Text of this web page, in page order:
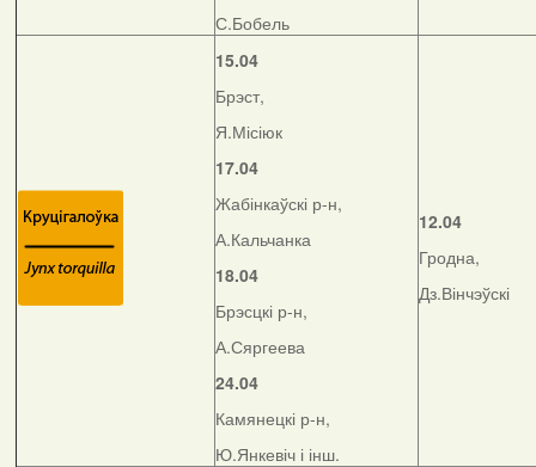
С.Бобель
15.04
Брэст,
Я.Місіюк
17.04
Жабінкаўскі р-н,
А.Кальчанка
18.04
Брэсцкі р-н,
А.Сяргеева
24.04
Камянецкі р-н,
Ю.Янкевіч і інш.
12.04
Гродна,
Дз.Вінчэўскі